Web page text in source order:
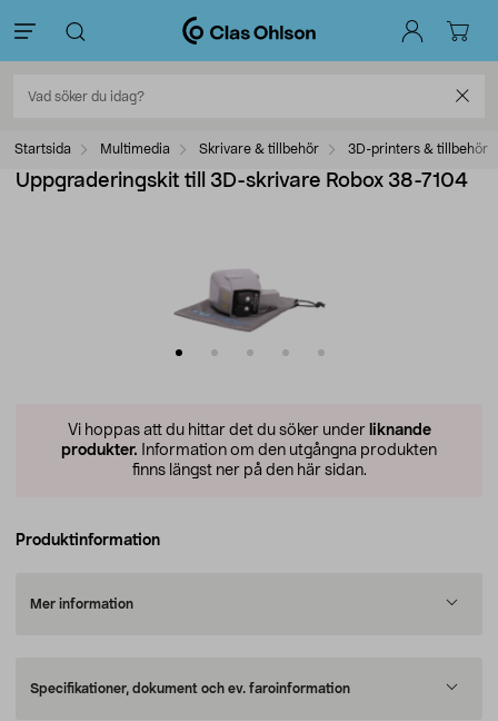
Startsida Multimedia Skrivare & tillbehör 3D-printers & tillbehör
Uppgraderingskit till 3D-skrivare Robox 38-7104
Vi hoppas att du hittar det du söker under liknande
produkter. Information om den utgångna produkten
finns längst ner på den här sidan.
Produktinformation
Mer information
Specifikationer, dokument och ev. faroinformation